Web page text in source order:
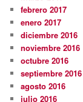
febrero 2017
enero 2017
diciembre 2016
noviembre 2016
octubre 2016
septiembre 2016
agosto 2016
julio 2016